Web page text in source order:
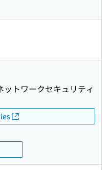
ットワークセキュリティ